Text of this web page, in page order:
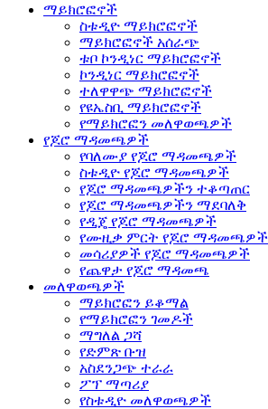
ማይክሮፎኖች
ስቱዲዮ ማይክሮፎኖች
ማይክሮፎኖች አሰራጭ
ቱቦ ኮንዲነር ማይክሮፎኖች
ኮንዲነር ማይክሮፎኖች
ተለዋዋጭ ማይክሮፎኖች
የዩኤስቢ ማይክሮፎኖች
የማይክሮፎን መለዋወጫዎች
የጆሮ ማዳመጫዎች
የባለሙያ የጆሮ ማዳመጫዎች
ስቱዲዮ የጆሮ ማዳመጫዎች
የጆሮ ማዳመጫዎችን ተቆጣጠር
የጆሮ ማዳመጫዎችን ማደባለቅ
የዲጄ የጆሮ ማዳመጫዎች
የሙዚቃ ምርት የጆሮ ማዳመጫዎች
መሳሪያዎች የጆሮ ማዳመጫዎች
የጨዋታ የጆሮ ማዳመጫ
መለዋወጫዎች
ማይክሮፎን ይቆማል
የማይክሮፎን ገመዶች
ማግለል ጋሻ
የድምጽ ቡዝ
አስደንጋጭ ተራራ
ፖፕ ማጣሪያ
የስቱዲዮ መለዋወጫዎች